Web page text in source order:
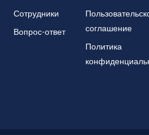
Сотрудники
Вопрос-ответ
соглашение
Политика